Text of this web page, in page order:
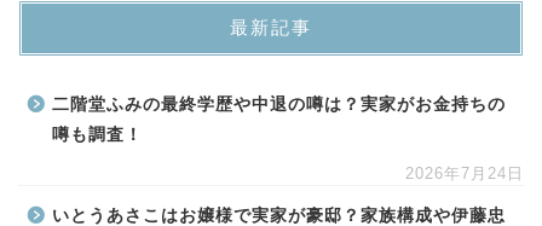
最新記事
二階堂ふみの最終学歴や中退の噂は？実家がお金持ちの
噂も調査！
2026年7月24日
いとうあさこはお嬢様で実家が豪邸？家族構成や伊藤忠